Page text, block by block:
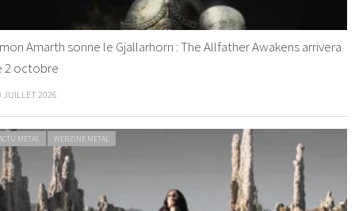
Amarth sonne le Gjallarhorn : The Allfather Awakens arrivera
2 octobre
JUILLET 2026
METAL WEBZINE METAL